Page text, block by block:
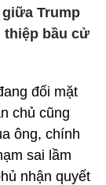
Trump
thiệp bầu cử
đối mặt
chủ cũng
ông, chính
sai lầm
nhận quyết